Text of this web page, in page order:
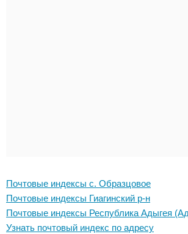
Почтовые индексы с. Образцовое
Почтовые индексы Гиагинский р-н
Почтовые индексы Республика Адыгея
Узнать почтовый индекс по адресу